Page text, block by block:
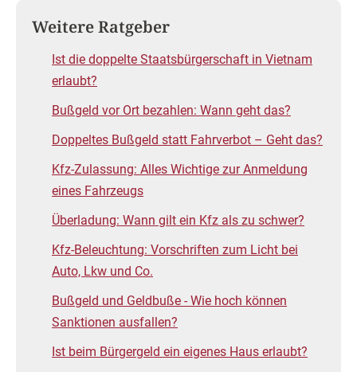
Weitere Ratgeber
Ist die doppelte Staatsbürgerschaft in Vietnam
erlaubt?
Bußgeld vor Ort bezahlen: Wann geht das?
Doppeltes Bußgeld statt Fahrverbot – Geht das?
Kfz-Zulassung: Alles Wichtige zur Anmeldung
eines Fahrzeugs
Überladung: Wann gilt ein Kfz als zu schwer?
Kfz-Beleuchtung: Vorschriften zum Licht bei
Auto, Lkw und Co.
Bußgeld und Geldbuße - Wie hoch können
Sanktionen ausfallen?
Ist beim Bürgergeld ein eigenes Haus erlaubt?